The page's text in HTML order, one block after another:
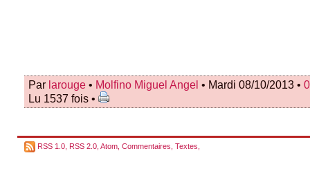
Par larouge • Molfino Miguel Angel • Mardi 08/10/2013 •
Lu 1537 fois •
RSS 1.0 RSS 2.0 Atom Commentaires Textes